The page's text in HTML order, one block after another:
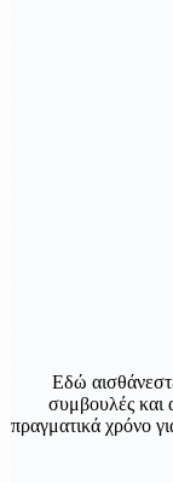
Εδώ
συμβουλές και
πραγματικά χρόνο